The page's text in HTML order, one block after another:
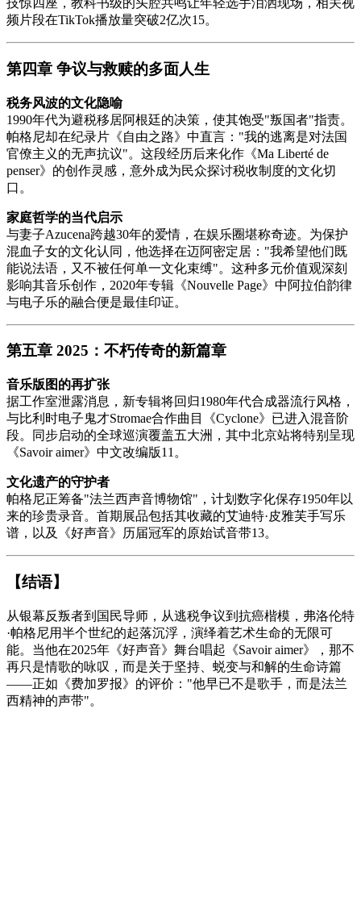
技惊四座，教科书级的头腔共鸣让年轻选手泪洒现场，相关视
频片段在TikTok播放量突破2亿次1 5。
第四章 争议与救赎的多面人生
税务风波的文化隐喻
1990年代为避税移居阿根廷的决策，使其饱受"叛国者"指责。
帕格尼却在纪录片《自由之路》中直言："我的逃离是对法国
官僚主义的无声抗议"。这段经历后来化作《Ma Liberté de
penser》的创作灵感，意外成为民众探讨税收制度的文化切
口。
家庭哲学的当代启示
与妻子Azucena跨越30年的爱情，在娱乐圈堪称奇迹。为保护
混血子女的文化认同，他选择在迈阿密定居："我希望他们既
能说法语，又不被任何单一文化束缚"。这种多元价值观深刻
影响其音乐创作，2020年专辑《Nouvelle Page》中阿拉伯韵律
与电子乐的融合便是最佳印证。
第五章 2025：不朽传奇的新篇章
音乐版图的再扩张
据工作室泄露消息，新专辑将回归1980年代合成器流行风格，
与比利时电子鬼才Stromae合作曲目《Cyclone》已进入混音阶
段。同步启动的全球巡演覆盖五大洲，其中北京站将特别呈现
《Savoir aimer》中文改编版11 。
文化遗产的守护者
帕格尼正筹备"法兰西声音博物馆"，计划数字化保存1950年以
来的珍贵录音。首期展品包括其收藏的艾迪特·皮雅芙手写乐
谱，以及《好声音》历届冠军的原始试音带13。
【结语】
从银幕反叛者到国民导师，从逃税争议到抗癌楷模，弗洛伦特
·帕格尼用半个世纪的起落沉浮，演绎着艺术生命的无限可
能。当他在2025年《好声音》舞台唱起《Savoir aimer》，那不
再只是情歌的咏叹，而是关于坚持、蜕变与和解的生命诗篇
——正如《费加罗报》的评价："他早已不是歌手，而是法兰
西精神的声带"。